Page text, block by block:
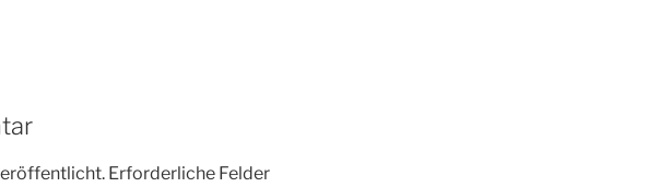
Erforderliche Felder